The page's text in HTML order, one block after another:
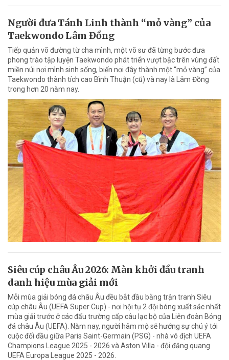
Người đưa Tánh Linh thành “mỏ vàng” của
Taekwondo Lâm Đồng
Tiếp quản võ đường từ cha mình, một võ sư đã từng bước đưa
phong trào tập luyện Taekwondo phát triển vượt bậc trên vùng đất
miền núi nơi mình sinh sống, biến nơi đây thành một “mỏ vàng” của
Taekwondo thành tích cao Bình Thuận (cũ) và nay là Lâm Đồng
trong hơn 20 năm nay.
Siêu cúp châu Âu 2026: Màn khởi đầu tranh
danh hiệu mùa giải mới
Mỗi mùa giải bóng đá châu Âu đều bắt đầu bằng trận tranh Siêu
cúp châu Âu (UEFA Super Cup) - nơi hội tụ 2 đội bóng xuất sắc nhất
mùa giải trước ở các đấu trường cấp câu lạc bộ của Liên đoàn Bóng
đá châu Âu (UEFA). Năm nay, người hâm mộ sẽ hướng sự chú ý tới
cuộc đối đầu giữa Paris Saint-Germain (PSG) - nhà vô địch UEFA
Champions League 2025 - 2026 và Aston Villa - đội đăng quang
UEFA Europa League 2025 - 2026.